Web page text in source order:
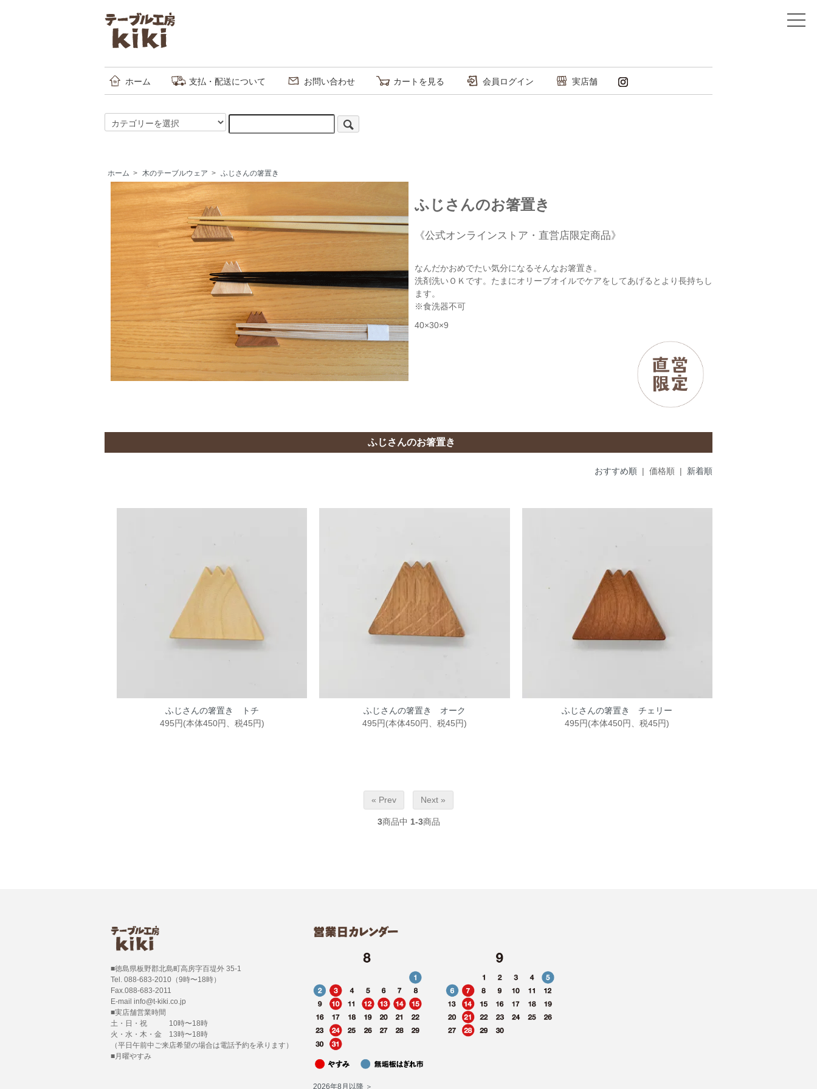
ホーム 支払・配送について お問い合わせ カートを見る 会員ログイン 実店舗
ホーム > 木のテーブルウェア > ふじさんの箸置き
ふじさんのお箸置き
《公式オンラインストア・直営店限定商品》
なんだかおめでたい気分になるそんなお箸置き。
洗剤洗いＯＫです。たまにオリーブオイルでケアをしてあげるとより長持ちし
ます。
※食洗器不可
40×30×9
ふじさんのお箸置き
おすすめ順 | 価格順 | 新着順
ふじさんの箸置き トチ
495円(本体450円、税45円)
ふじさんの箸置き オーク
495円(本体450円、税45円)
ふじさんの箸置き チェリー
495円(本体450円、税45円)
« Prev Next »
3商品中 1-3商品
■徳島県板野郡北島町高房字百堤外 35-1
Tel. 088-683-2010（9時〜18時）
Fax.088-683-2011
E-mail info@t-kiki.co.jp
■実店舗営業時間
土・日・祝 10時〜18時
火・水・木・金 13時〜18時
（平日午前中ご来店希望の場合は電話予約を承ります）
■月曜やすみ
2026年8月以降 ＞